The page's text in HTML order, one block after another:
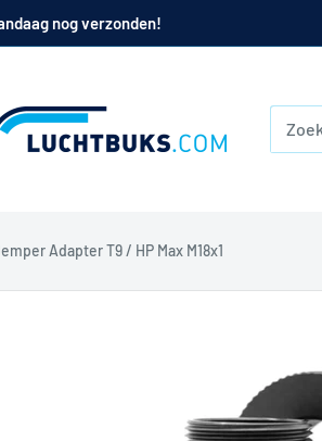
nog verzonden!
Adapter T9 / HP Max M18x1